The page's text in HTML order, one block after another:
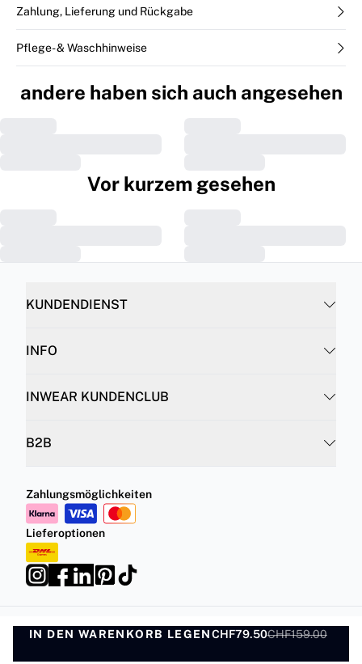
IN DEN WARENKORB LEGENCHF79.50CHF159.00
IN DEN WARENKORB LEGEN
Zahlung, Lieferung und Rückgabe
Pflege- & Waschhinweise
andere haben sich auch angesehen
Vor kurzem gesehen
KUNDENDIENST
INFO
INWEAR KUNDENCLUB
B2B
Zahlungsmöglichkeiten
Lieferoptionen
Datenschutzrichtlinie Geschäftsbedingungen